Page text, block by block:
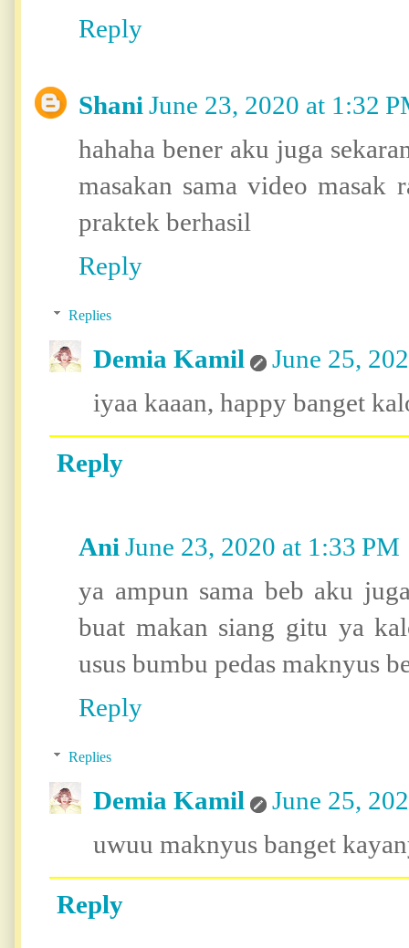
Reply
Shani June 23, 2020 at 1:32
hahaha bener aku juga
masakan sama video masak
praktek berhasil
Reply
Replies
Demia Kamil
June 25,
iyaa kaaan, happy banget
Reply
Ani June 23, 2020 at 1:33 PM
ya ampun sama beb aku
buat makan siang gitu ya
usus bumbu pedas maknyus
Reply
Replies
Demia Kamil
June 25,
uwuu maknyus banget
Reply